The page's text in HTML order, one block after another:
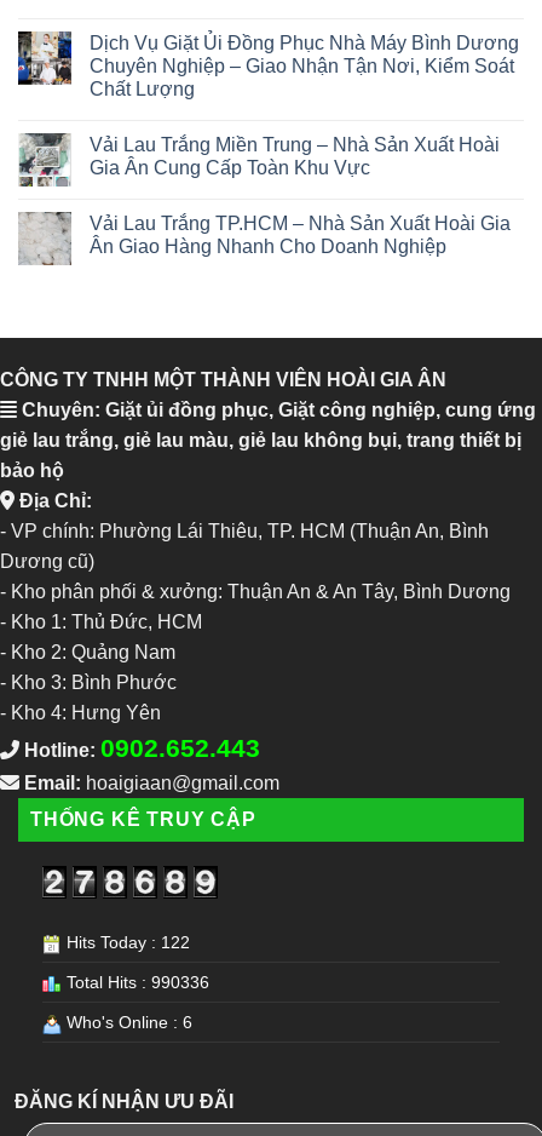
Dịch Vụ Giặt Ủi Đồng Phục Nhà Máy Bình Dương
Chuyên Nghiệp – Giao Nhận Tận Nơi, Kiểm Soát
Chất Lượng
Vải Lau Trắng Miền Trung – Nhà Sản Xuất Hoài
Gia Ân Cung Cấp Toàn Khu Vực
Vải Lau Trắng TP.HCM – Nhà Sản Xuất Hoài Gia
Ân Giao Hàng Nhanh Cho Doanh Nghiệp
CÔNG TY TNHH MỘT THÀNH VIÊN HOÀI GIA ÂN
Chuyên: Giặt ủi đồng phục, Giặt công nghiệp, cung ứng
giẻ lau trắng, giẻ lau màu, giẻ lau không bụi, trang thiết bị
bảo hộ
Địa Chỉ:
- VP chính: Phường Lái Thiêu, TP. HCM (Thuận An, Bình
Dương cũ)
- Kho phân phối & xưởng: Thuận An & An Tây, Bình Dương
- Kho 1: Thủ Đức, HCM
- Kho 2: Quảng Nam
- Kho 3: Bình Phước
- Kho 4: Hưng Yên
Hotline: 0902.652.443
Email: hoaigiaan@gmail.com
THỐNG KÊ TRUY CẬP
Hits Today : 122
Total Hits : 990336
Who's Online : 6
ĐĂNG KÍ NHẬN ƯU ĐÃI